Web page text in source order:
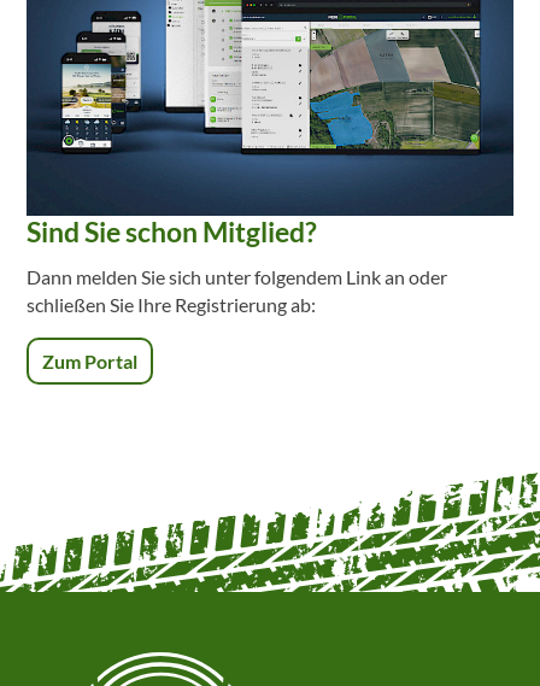
Sind Sie schon Mitglied?
Dann melden Sie sich unter folgendem Link an oder
schließen Sie Ihre Registrierung ab:
Zum Portal